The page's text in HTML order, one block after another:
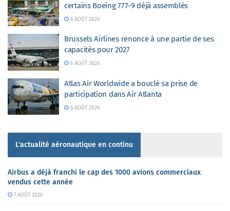
certains Boeing 777-9 déjà assemblés
6 AOÛT 2026
Brussels Airlines renonce à une partie de ses
capacités pour 2027
6 AOÛT 2026
Atlas Air Worldwide a bouclé sa prise de
participation dans Air Atlanta
6 AOÛT 2026
L'actualité aéronautique en continu
Airbus a déjà franchi le cap des 1000 avions commerciaux
vendus cette année
7 AOÛT 2026